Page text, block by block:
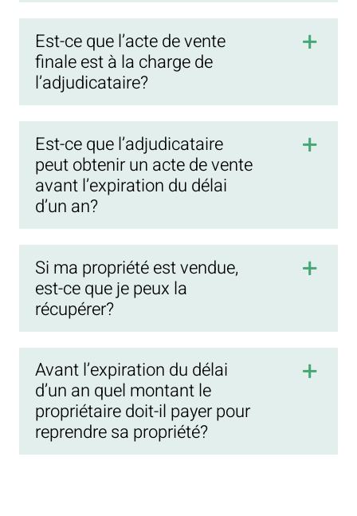
Est-ce que l’acte de vente
finale est à la charge de
l’adjudicataire?
Est-ce que l’adjudicataire
peut obtenir un acte de vente
avant l’expiration du délai
d’un an?
Si ma propriété est vendue,
est-ce que je peux la
récupérer?
Avant l’expiration du délai
d’un an quel montant le
propriétaire doit-il payer pour
reprendre sa propriété?